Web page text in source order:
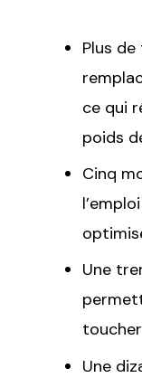
Plus
ce qui
poids
Cinq
Une
Une